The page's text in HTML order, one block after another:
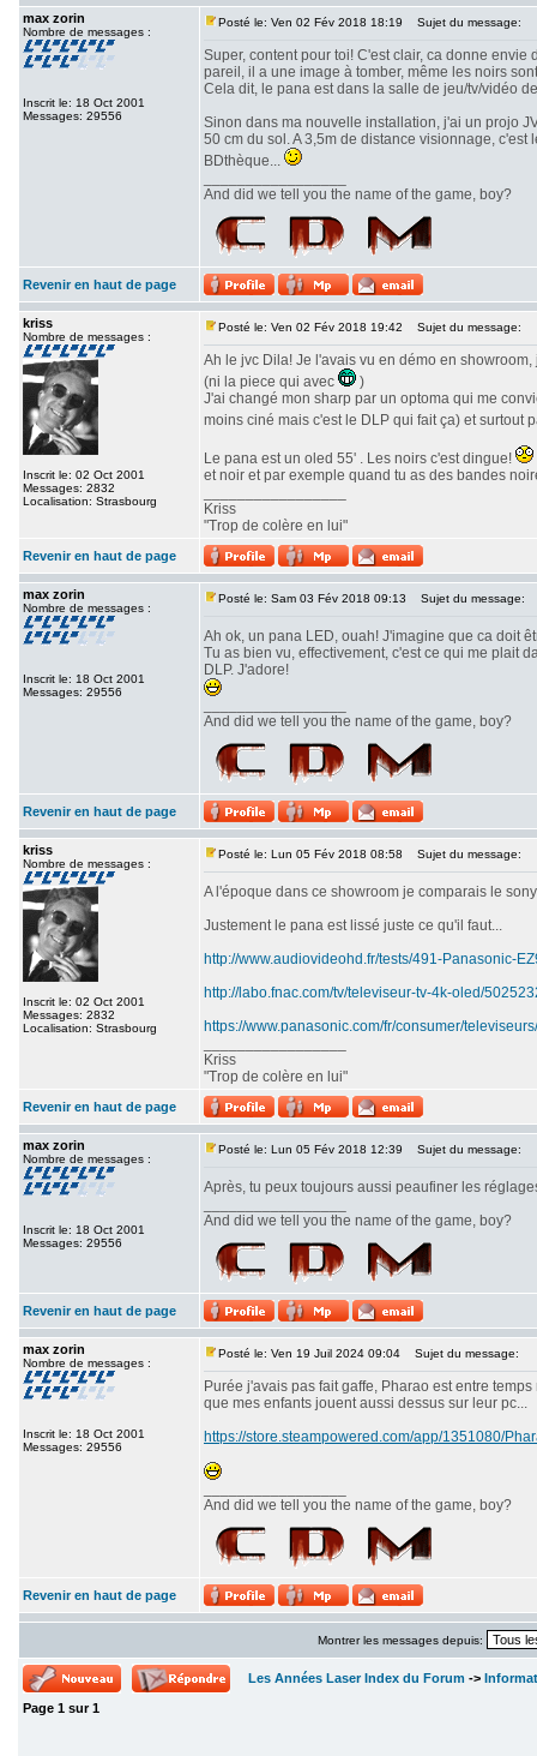
max zorin
Nombre de messages :
Inscrit le: 18 Oct 2001
Messages: 29556
Posté le: Ven 02 Fév 2018 18:19 Sujet du message:
Super, content pour toi! C'est clair, ca donne
pareil, il a une image à tomber, même les noirs
Cela dit, le pana est dans la salle de jeu/tv/vidéo
Sinon dans ma nouvelle installation, j'ai un projo
50 cm du sol. A 3,5m de distance visionnage,
BDthèque...
And did we tell you the name of the game, boy?
Revenir en haut de page
kriss
Nombre de messages :
Inscrit le: 02 Oct 2001
Messages: 2832
Localisation: Strasbourg
Posté le: Ven 02 Fév 2018 19:42 Sujet du message:
Ah le jvc Dila! Je l'avais vu en démo en
(ni la piece qui avec
)
J'ai changé mon sharp par un optoma qui me
moins ciné mais c'est le DLP qui fait ça) et
Le pana est un oled 55' . Les noirs c'est dingue!
et noir et par exemple quand tu as des bandes
Kriss
"Trop de colère en lui"
Revenir en haut de page
max zorin
Nombre de messages :
Inscrit le: 18 Oct 2001
Messages: 29556
Posté le: Sam 03 Fév 2018 09:13 Sujet du message:
Ah ok, un pana LED, ouah! J'imagine que ca doit
Tu as bien vu, effectivement, c'est ce qui me plait
DLP. J'adore!
And did we tell you the name of the game, boy?
Revenir en haut de page
kriss
Nombre de messages :
Inscrit le: 02 Oct 2001
Messages: 2832
Localisation: Strasbourg
Posté le: Lun 05 Fév 2018 08:58 Sujet du message:
A l'époque dans ce showroom je comparais le
Justement le pana est lissé juste ce qu'il faut...
http://www.audiovideohd.fr/tests/491-Panasonic-
http://labo.fnac.com/tv/televiseur-tv-4k-oled/
https://www.panasonic.com/fr/consumer/
Kriss
"Trop de colère en lui"
Revenir en haut de page
max zorin
Nombre de messages :
Inscrit le: 18 Oct 2001
Messages: 29556
Posté le: Lun 05 Fév 2018 12:39 Sujet du message:
Après, tu peux toujours aussi peaufiner les
And did we tell you the name of the game, boy?
Revenir en haut de page
max zorin
Nombre de messages :
Inscrit le: 18 Oct 2001
Messages: 29556
Posté le: Ven 19 Juil 2024 09:04 Sujet du message:
Purée j'avais pas fait gaffe, Pharao est entre
que mes enfants jouent aussi dessus sur leur pc...
https://store.steampowered.com/app/1351080/
And did we tell you the name of the game, boy?
Revenir en haut de page
Montrer les messages depuis:
Les Années Laser Index du Forum ->
Page 1 sur1